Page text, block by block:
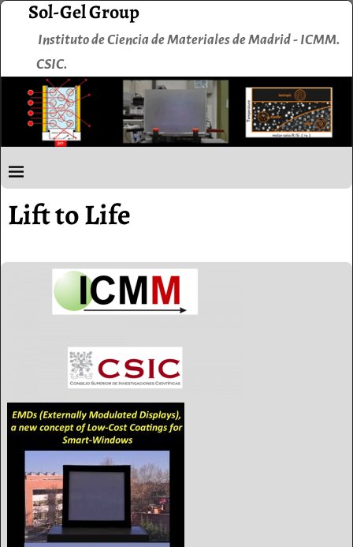
Sol-Gel Group
Instituto de Ciencia de Materiales de Madrid - ICMM.
CSIC.
Lift to Life